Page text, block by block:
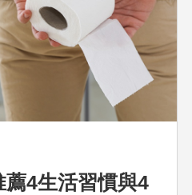
4生活習慣與4